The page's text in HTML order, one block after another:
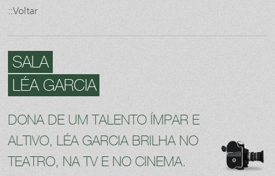
::Voltar
SALA
LÉA GARCIA
DONA DE UM TALENTO ÍMPAR E
ALTIVO, LÉA GARCIA BRILHA NO
TEATRO, NA TV E NO CINEMA.